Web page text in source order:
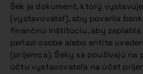
Šek je dokument, ktorý
(vystavovateľ), aby poverila
finančnú inštitúciu, aby
peňazí osobe alebo entite
(príjemca). Šeky sa používajú na
účtu vystavovateľa na účet